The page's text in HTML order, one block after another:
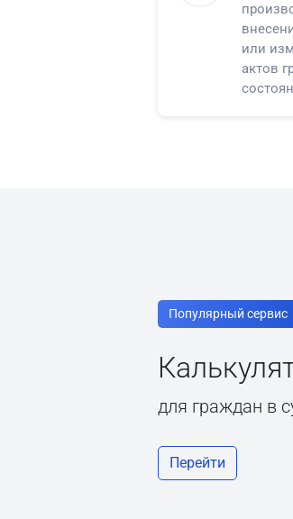
или
актов
Популярный сервис
для граждан в
Перейти